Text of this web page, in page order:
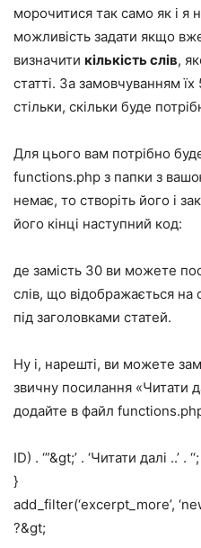
морочитися так само як і я
можливість задати якщо
визначити кількість слів,
статті. За замовчуванням
стільки, скільки буде
Для цього вам потрібно
functions.php з папки з
немає, то створіть його і
його кінці наступний код:
де замість 30 ви можете
слів, що відображається на
під заголовками статей.
Ну і, нарешті, ви можете
звичну посилання «Читати
додайте в файл
ID) . ‘”&gt;’ . ‘Читати далі ..’ . ‘‘;
}
add_filter(‘excerpt_more’,
?&gt;